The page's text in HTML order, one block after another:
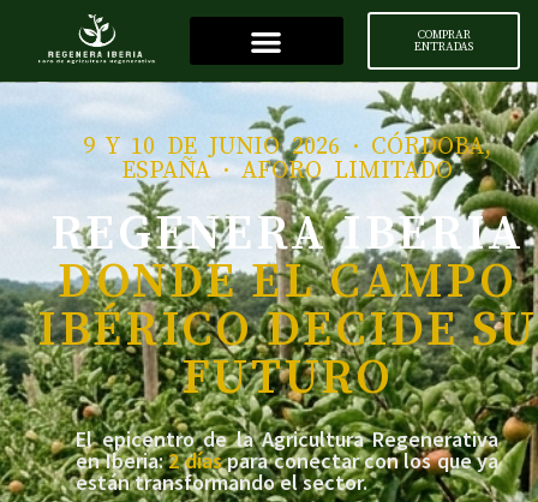
COMPRAR
ENTRADAS
9 Y 10 DE JUNIO 2026 · CÓRDOBA,
ESPAÑA · AFORO LIMITADO
REGENERA IBERIA
DONDE EL CAMPO
IBÉRICO DECIDE SU
FUTURO
El epicentro de la Agricultura Regenerativa
en Iberia:2 díaspara conectar con los que ya
están transformando el sector.